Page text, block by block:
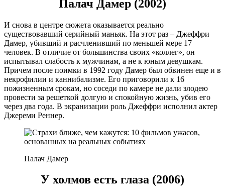
Палач Дамер (2002)
И снова в центре сюжета оказывается реально
существовавший серийный маньяк. На этот раз – Джеффри
Дамер, убивший и расчленивший по меньшей мере 17
человек. В отличие от большинства своих «коллег», он
испытывал слабость к мужчинам, а не к юным девушкам.
Причем после поимки в 1992 году Дамер был обвинен еще и в
некрофилии и каннибализме. Его приговорили к 16
пожизненным срокам, но соседи по камере не дали злодею
провести за решеткой долгую и спокойную жизнь, убив его
через два года. В экранизации роль Джеффри исполнил актер
Джереми Реннер.
Палач Дамер
У холмов есть глаза (2006)